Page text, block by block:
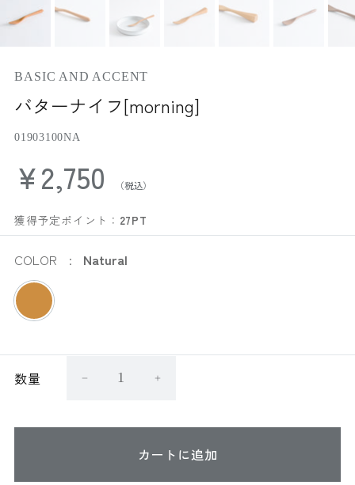
BASIC AND ACCENT
バターナイフ[morning]
01903100NA
¥2,750
獲得予定ポイント： 27PT
COLOR Natural
数量
カートに追加